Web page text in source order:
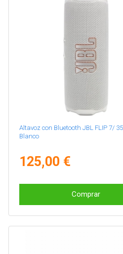
Altavoz con Bluetooth JBL FLIP 7/
Blanco
125,00 €
Comprar